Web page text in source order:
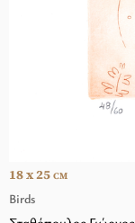
Birds
18 x 25 CM